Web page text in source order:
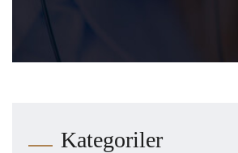
Kategoriler